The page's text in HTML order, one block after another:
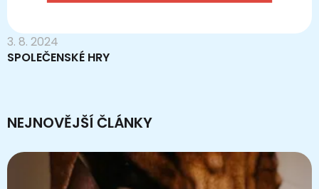
3. 8. 2024
SPOLEČENSKÉ HRY
NEJNOVĚJŠÍ ČLÁNKY